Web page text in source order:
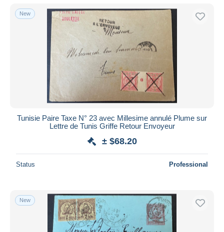
New
Tunisie Paire Taxe N° 23 avec Millesime annulé Plume sur
Lettre de Tunis Griffe Retour Envoyeur
± $68.20
Status Professional
New